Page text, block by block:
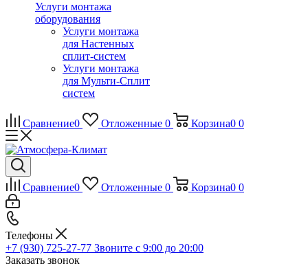
Услуги монтажа
оборудования
Услуги монтажа
для Настенных
сплит-систем
Услуги монтажа
для Мульти-Сплит
систем
Сравнение0 Отложенные 0 Корзина0 0
Сравнение0 Отложенные 0 Корзина0 0
Телефоны
+7 (930) 725-27-77 Звоните с 9:00 до 20:00
Заказать звонок